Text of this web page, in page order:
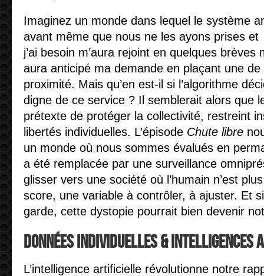
Imaginez un monde dans lequel le système
avant même que nous ne les ayons prises
j’ai besoin m’aura rejoint en quelques
aura anticipé ma demande en plaçant une
proximité. Mais qu’en est-il si l’algorithme
digne de ce service ? Il semblerait alors que
prétexte de protéger la collectivité, restreint
libertés individuelles. L’épisode Chute libre
un monde où nous sommes évalués en
a été remplacée par une surveillance
glisser vers une société où l’humain n’est
score, une variable à contrôler, à ajuster. Et
garde, cette dystopie pourrait bien devenir
Données individuelles &
L’intelligence artificielle révolutionne notre